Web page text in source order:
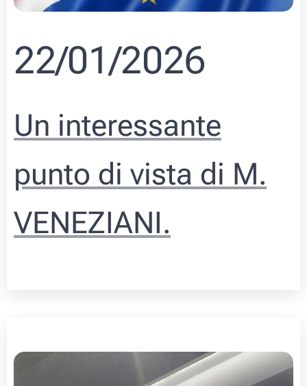
22/01/2026
Un interessante
punto di vista di M.
VENEZIANI.